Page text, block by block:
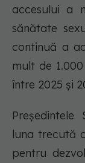
accesului a
sănătate
continuă a
mult de
între 2025 și
luna trecută
pentru